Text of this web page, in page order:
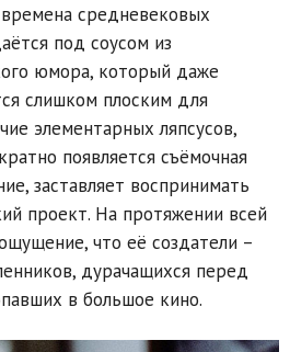
средневековых
под соусом из
юмора, который даже
слишком плоским для
элементарных ляпсусов,
появляется съёмочная
заставляет воспринимать
проект. На протяжении всей
что её создатели –
дурачащихся перед
в большое кино.